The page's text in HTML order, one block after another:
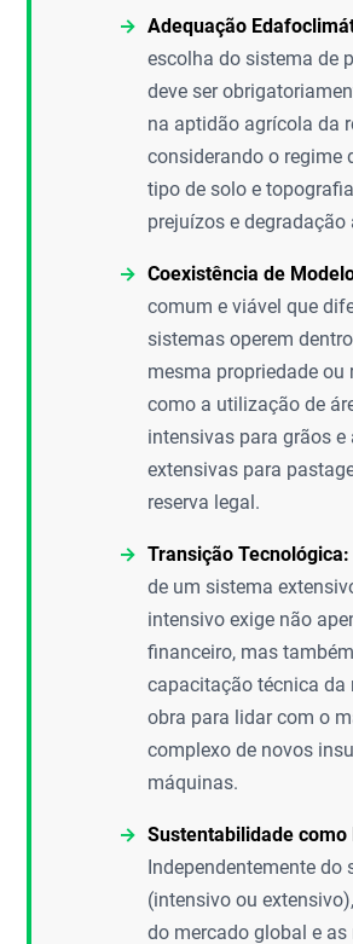
Adequação
escolha do sistema de
deve ser
na aptidão agrícola da
considerando o regime
tipo de solo e
prejuízos e degradação
Coexistência de
comum e viável que
sistemas operem
mesma propriedade ou
como a utilização de
intensivas para grãos e
extensivas para
reserva legal.
Transição Tecnológica:
de um sistema
intensivo exige não
financeiro, mas também
capacitação técnica da
obra para lidar com o
complexo de novos
máquinas.
Sustentabilidade como
Independentemente do
(intensivo ou
do mercado global e